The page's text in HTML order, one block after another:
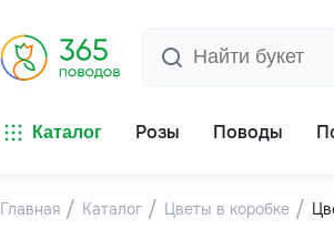
Каталог Розы Поводы
Главная Каталог Цветы в коробке